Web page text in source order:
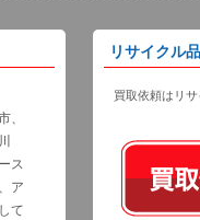
、
ス
ア
て
リサイクル
買取依頼はリ